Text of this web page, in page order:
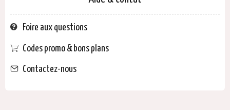
Foire aux questions
Codes promo & bons plans
Contactez-nous